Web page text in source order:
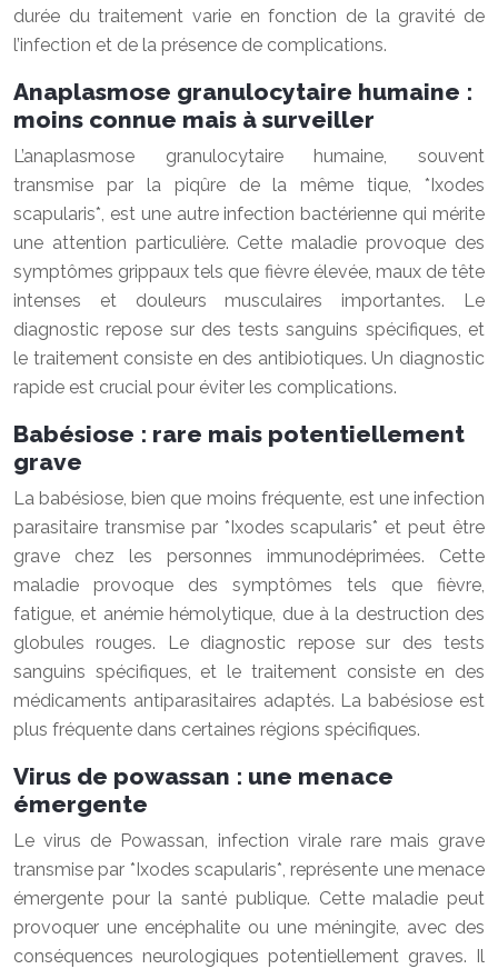
durée du traitement varie en fonction de la gravité de
l’infection et de la présence de complications.
Anaplasmose granulocytaire humaine :
moins connue mais à surveiller
L’anaplasmose granulocytaire humaine, souvent
transmise par la piqûre de la même tique, *Ixodes
scapularis*, est une autre infection bactérienne qui mérite
une attention particulière. Cette maladie provoque des
symptômes grippaux tels que fièvre élevée, maux de tête
intenses et douleurs musculaires importantes. Le
diagnostic repose sur des tests sanguins spécifiques, et
le traitement consiste en des antibiotiques. Un diagnostic
rapide est crucial pour éviter les complications.
Babésiose : rare mais potentiellement
grave
La babésiose, bien que moins fréquente, est une infection
parasitaire transmise par *Ixodes scapularis* et peut être
grave chez les personnes immunodéprimées. Cette
maladie provoque des symptômes tels que fièvre,
fatigue, et anémie hémolytique, due à la destruction des
globules rouges. Le diagnostic repose sur des tests
sanguins spécifiques, et le traitement consiste en des
médicaments antiparasitaires adaptés. La babésiose est
plus fréquente dans certaines régions spécifiques.
Virus de powassan : une menace
émergente
Le virus de Powassan, infection virale rare mais grave
transmise par *Ixodes scapularis*, représente une menace
émergente pour la santé publique. Cette maladie peut
provoquer une encéphalite ou une méningite, avec des
conséquences neurologiques potentiellement graves. Il